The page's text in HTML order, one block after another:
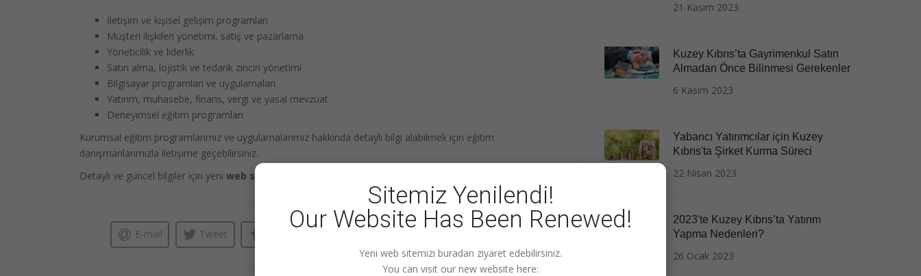
İletişim ve kişisel gelişim programları
Müşteri ilişkileri yönetimi, satış ve pazarlama
Yöneticilik ve liderlik
Satın alma, lojistik ve tedarik zinciri yönetimi
Bilgisayar programları ve uygulamaları
Yatırım, muhasebe, finans, vergi ve yasal mevzuat
Deneyimsel eğitim programları
Kurumsal eğitim programlarımız ve uygulamalarımız hakkında detaylı bilgi alabilmek için eğitim
danışmanlarımızla iletişime geçebilirsiniz.
Detaylı ve güncel bilgiler için yeni web sitemizi
E-mail Tweet
21 Kasım 2023
Kuzey Kıbrıs’ta Gayrimenkul Satın
Almadan Önce Bilinmesi Gerekenler
6 Kasım 2023
Yabancı Yatırımcılar için Kuzey
Kıbrıs'ta Şirket Kurma Süreci
22 Nisan 2023
2023'te Kuzey Kıbrıs’ta Yatırım
Yapma Nedenleri?
26 Ocak 2023
Sitemiz Yenilendi!
Our Website Has Been Renewed!
Yeni web sitemizi buradan ziyaret edebilirsiniz.
You can visit our new website here: